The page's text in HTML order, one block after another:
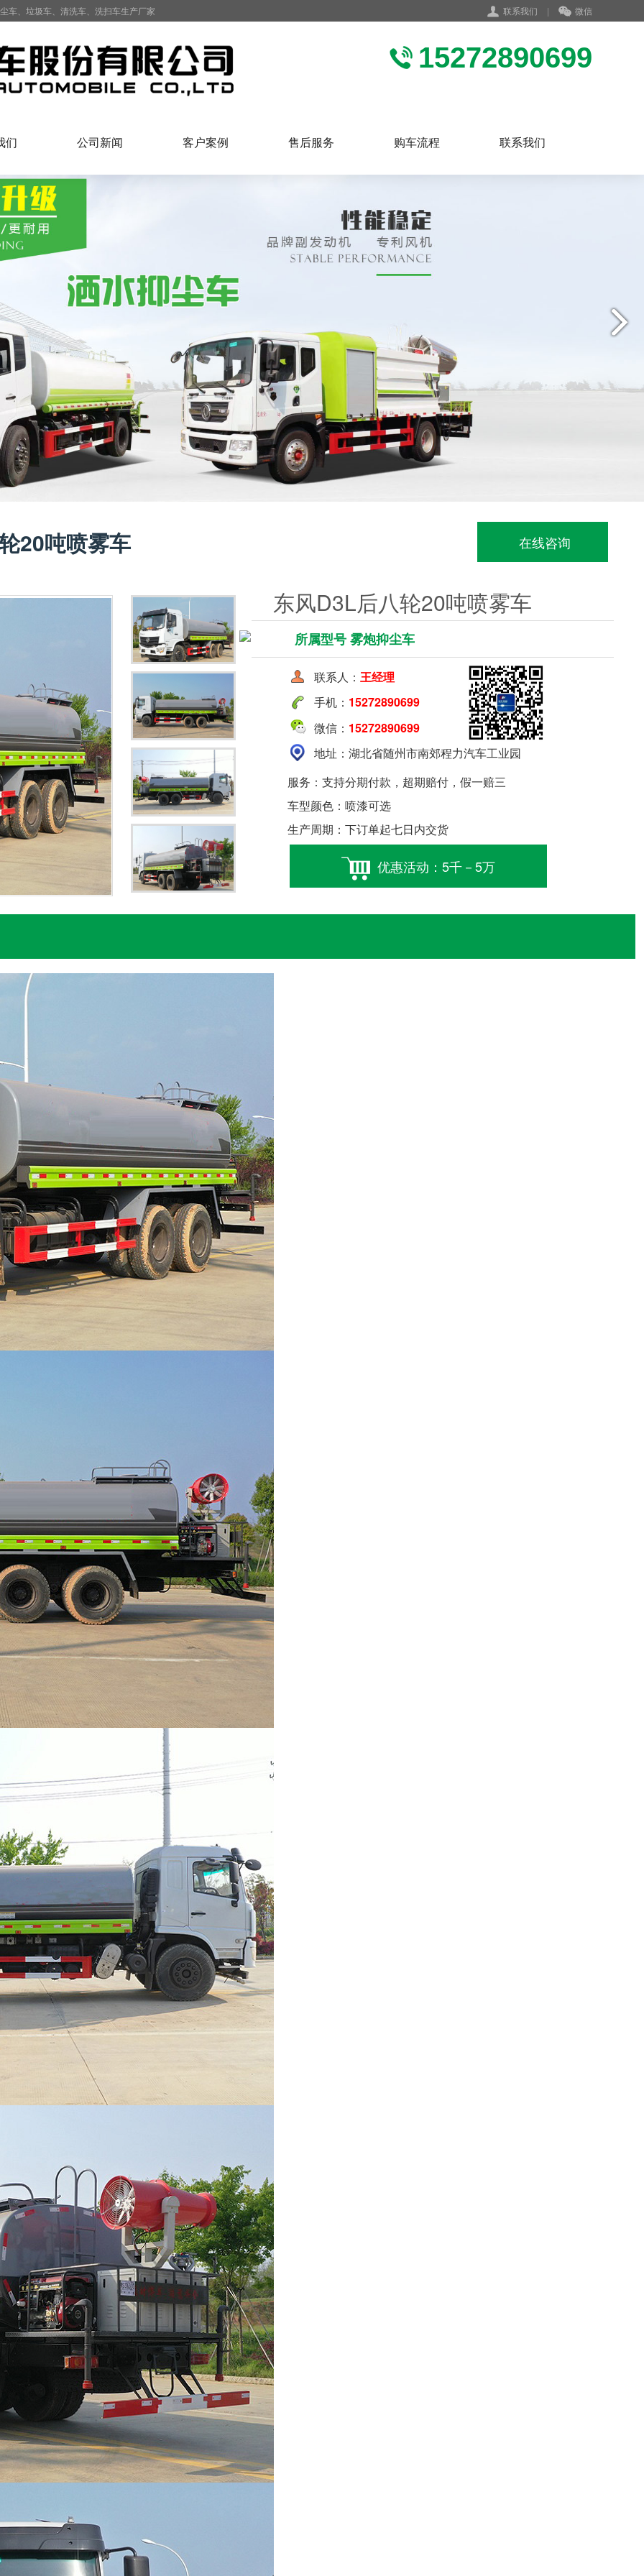
联系我们 | 微信
车、垃圾车、清洗车、洗扫车生产厂家
15272890699
们 公司新闻 客户案例 售后服务 购车流程 联系我们
20吨喷雾车 在线咨询
东风D3L后八轮20吨喷雾车
所属型号 雾炮抑尘车
联系人： 王经理
手机： 15272890699
微信： 15272890699
要购车就扫我
地址：湖北省随州市南郊程力汽车工业园
服务：支持分期付款，超期赔付，假一赔三
车型颜色：喷漆可选
生产周期：下订单起七日内交货
优惠活动：5千－5万